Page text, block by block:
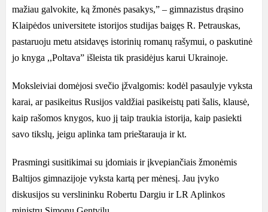
mažiau galvokite, ką žmonės pasakys,” – gimnazistus drąsino
Klaipėdos universitete istorijos studijas baigęs R. Petrauskas,
pastaruoju metu atsidavęs istorinių romanų rašymui, o paskutinė
jo knyga ,,Poltava” išleista tik prasidėjus karui Ukrainoje.
Moksleiviai domėjosi svečio įžvalgomis: kodėl pasaulyje vyksta
karai, ar pasikeitus Rusijos valdžiai pasikeistų pati šalis, klausė,
kaip rašomos knygos, kuo jį taip traukia istorija, kaip pasiekti
savo tikslų, jeigu aplinka tam prieštarauja ir kt.
Prasmingi susitikimai su įdomiais ir įkvepiančiais žmonėmis
Baltijos gimnazijoje vyksta kartą per mėnesį. Jau įvyko
diskusijos su verslininku Robertu Dargiu ir LR Aplinkos